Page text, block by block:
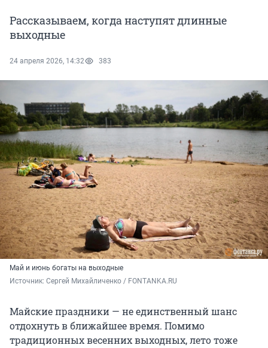
Рассказываем, когда наступят длинные
выходные
24 апреля 2026, 14:32 383
Май и июнь богаты на выходные
Источник: Сергей Михайличенко / FONTANKA.RU
Майские праздники — не единственный шанс
отдохнуть в ближайшее время. Помимо
традиционных весенних выходных, лето тоже